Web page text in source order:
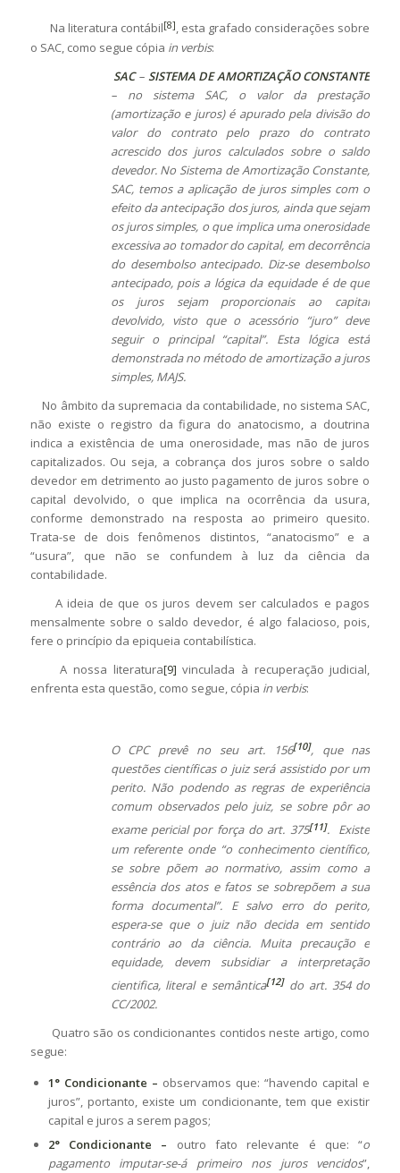
Na literatura contábil[8], esta grafado considerações sobre
o SAC, como segue cópia in verbis:
SAC– SISTEMA DE AMORTIZAÇÃO CONSTANTE
– no sistema SAC, o valor da prestação
(amortização e juros) é apurado pela divisão do
valor do contrato pelo prazo do contrato
acrescido dos juros calculados sobre o saldo
devedor. No Sistema de Amortização Constante,
SAC, temos a aplicação de juros simples com o
efeito da antecipação dos juros, ainda que sejam
os juros simples, o que implica uma onerosidade
excessiva ao tomador do capital, em decorrência
do desembolso antecipado. Diz-se desembolso
antecipado, pois a lógica da equidade é de que
os juros sejam proporcionais ao capital
devolvido, visto que o acessório “juro” deve
seguir o principal “capital”. Esta lógica está
demonstrada no método de amortização a juros
simples, MAJS.
No âmbito da supremacia da contabilidade, no sistema SAC,
não existe o registro da figura do anatocismo, a doutrina
indica a existência de uma onerosidade, mas não de juros
capitalizados. Ou seja, a cobrança dos juros sobre o saldo
devedor em detrimento ao justo pagamento de juros sobre o
capital devolvido, o que implica na ocorrência da usura,
conforme demonstrado na resposta ao primeiro quesito.
Trata-se de dois fenômenos distintos, “anatocismo” e a
“usura”, que não se confundem à luz da ciência da
contabilidade.
A ideia de que os juros devem ser calculados e pagos
mensalmente sobre o saldo devedor, é algo falacioso, pois,
fere o princípio da epiqueia contabilística.
A nossa literatura[9] vinculada à recuperação judicial,
enfrenta esta questão, como segue, cópia in verbis:
O CPC prevê no seu art. 156[10], que nas
questões científicas o juiz será assistido por um
perito. Não podendo as regras de experiência
comum observados pelo juiz, se sobre pôr ao
exame pericial por força do art. 375[11]. Existe
um referente onde “o conhecimento científico,
se sobre põem ao normativo, assim como a
essência dos atos e fatos se sobrepõem a sua
forma documental”. E salvo erro do perito,
espera-se que o juiz não decida em sentido
contrário ao da ciência. Muita precaução e
equidade, devem subsidiar a interpretação
cientifica, literal e semântica[12] do art. 354 do
CC/2002.
Quatro são os condicionantes contidos neste artigo, como
segue:
1° Condicionante – observamos que: “havendo capital e
juros”, portanto, existe um condicionante, tem que existir
capital e juros a serem pagos;
2° Condicionante – outro fato relevante é que: “o
pagamento imputar-se-á primeiro nos juros vencidos”,